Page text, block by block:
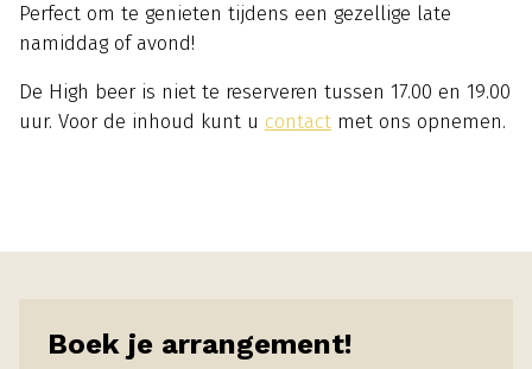
Perfect om te genieten tijdens een gezellige late
namiddag of avond!
De High beer is niet te reserveren tussen 17.00 en 19.00
uur. Voor de inhoud kunt u contact met ons opnemen.
Boek je arrangement!